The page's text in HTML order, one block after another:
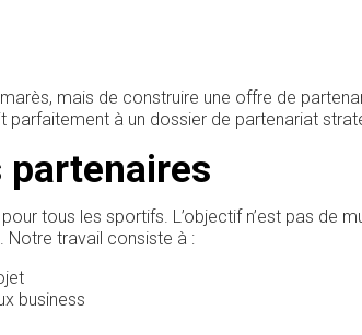
mais de construire une offre de
à un dossier de partenariat
tous les sportifs. L’objectif n’est pas de
Notre travail consiste à :
business